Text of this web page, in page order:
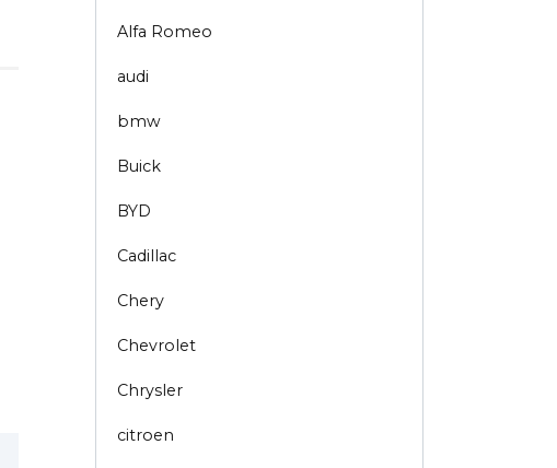
Alfa Romeo
audi
bmw
Buick
BYD
Cadillac
Chery
Chevrolet
Chrysler
citroen